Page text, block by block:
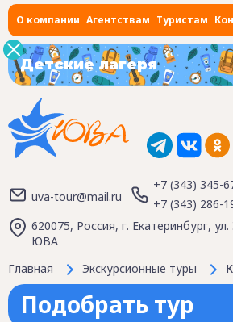
О компании Агентствам Туристам
Детские лагеря
uva-tour@mail.ru
+7 (343) 345-
+7 (343) 286-
620075, Россия, г. Екатеринбург,
ЮВА
Главная
Экскурсионные туры
Подобрать тур